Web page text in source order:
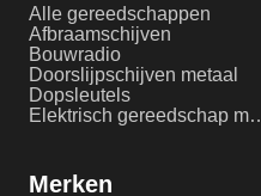
Alle gereedschappen
Afbraamschijven
Bouwradio
Doorslijpschijven metaal
Dopsleutels
Elektrisch
Merken